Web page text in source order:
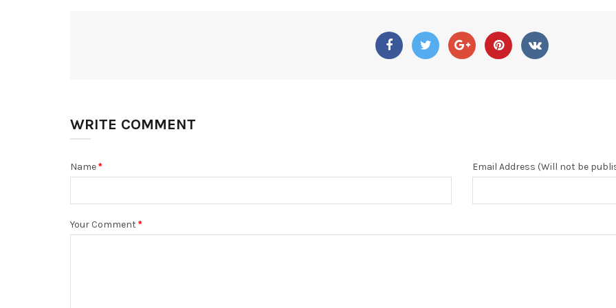
WRITE COMMENT
Name Email Address (Will not be
Your Comment